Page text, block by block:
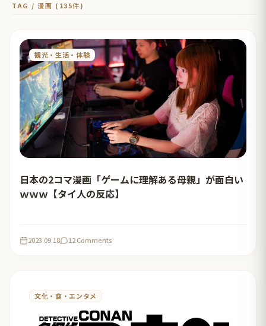
TAG / 漫画 (135件)
観光・生活・体験
日本の2コマ漫画「ゲームに理解ある母親」が面白い
ｗｗｗ【タイ人の反応】
2023.09.18 12 Comments
文化・食・エンタメ